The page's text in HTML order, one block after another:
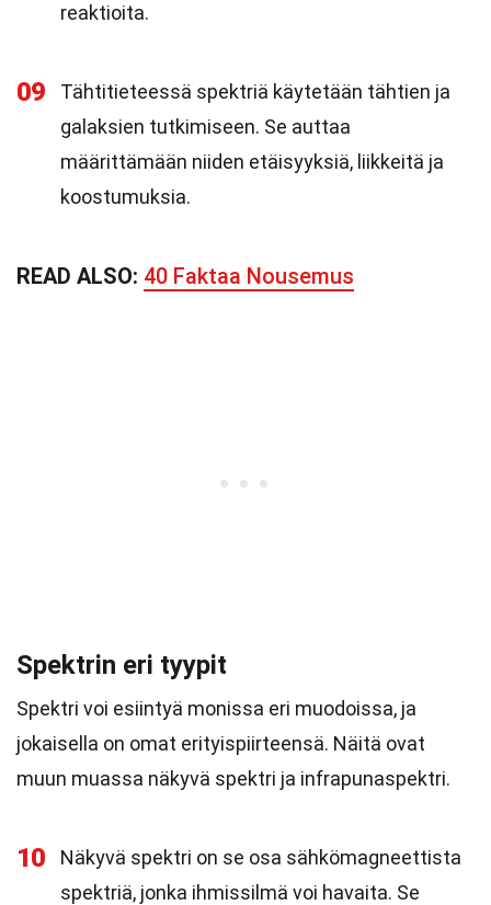
reaktioita.
09
Tähtitieteessä spektriä käytetään tähtien ja
galaksien tutkimiseen. Se auttaa
määrittämään niiden etäisyyksiä, liikkeitä ja
koostumuksia.
READ ALSO: 40 Faktaa Nousemus
Spektrin eri tyypit
Spektri voi esiintyä monissa eri muodoissa, ja
jokaisella on omat erityispiirteensä. Näitä ovat
muun muassa näkyvä spektri ja infrapunaspektri.
10
Näkyvä spektri on se osa sähkömagneettista
spektriä, jonka ihmissilmä voi havaita. Se